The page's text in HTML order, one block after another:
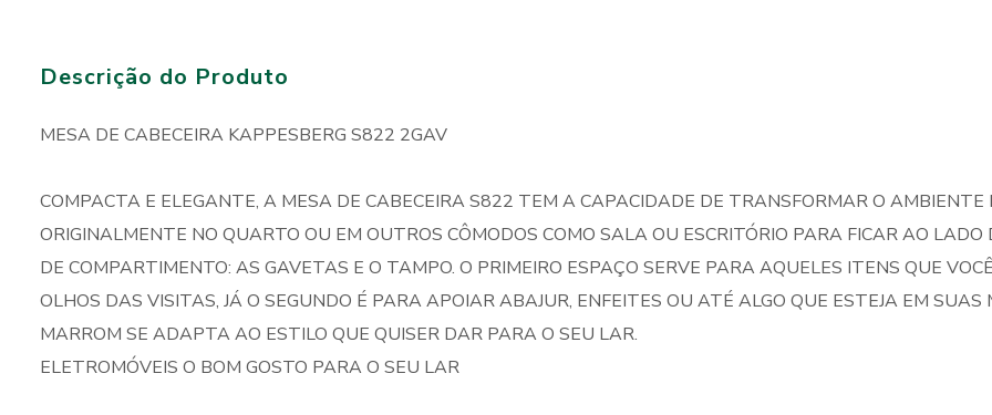
Descrição do Produto
MESA DE CABECEIRA KAPPESBERG S822 2GAV
COMPACTA E ELEGANTE, A MESA DE CABECEIRA S822 TEM A CAPACIDADE DE TRANSFORMAR O AMBIENTE
ORIGINALMENTE NO QUARTO OU EM OUTROS CÔMODOS COMO SALA OU ESCRITÓRIO PARA FICAR AO
DE COMPARTIMENTO: AS GAVETAS E O TAMPO. O PRIMEIRO ESPAÇO SERVE PARA AQUELES ITENS QUE
OLHOS DAS VISITAS, JÁ O SEGUNDO É PARA APOIAR ABAJUR, ENFEITES OU ATÉ ALGO QUE ESTEJA EM
MARROM SE ADAPTA AO ESTILO QUE QUISER DAR PARA O SEU LAR.
ELETROMÓVEIS O BOM GOSTO PARA O SEU LAR